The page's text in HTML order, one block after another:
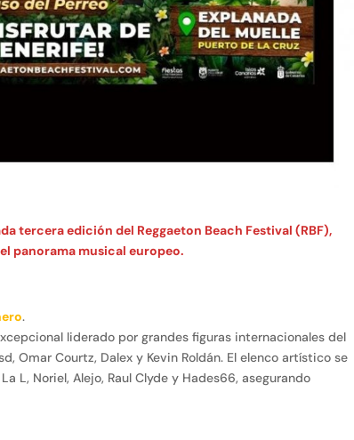
tercera edición del Reggaeton Beach Festival (RBF),
panorama musical europeo.
.
liderado por grandes figuras internacionales del
Omar Courtz, Dalex y Kevin Roldán. El elenco artístico se
L, Noriel, Alejo, Raul Clyde y Hades66, asegurando